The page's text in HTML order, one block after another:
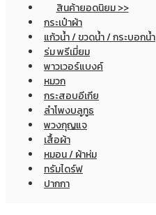
สินค้ายอดนิยม >>
กระเป๋าผ้า
แก้วน้ำ / ขวดน้ำ / กระบอกน้ำ
ร่ม พรีเมี่ยม
พาวเวอร์แบงค์
หมวก
กระสอบอีเกีย
ลำโพงบลูทูธ
พวงกุญแจ
เสื้อผ้า
หมอน / ผ้าห่ม
ทรัมไดร์ฟ
ปากกา